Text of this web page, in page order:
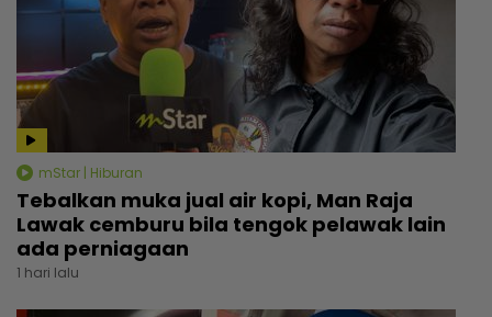
mStar | Hiburan
Tebalkan muka jual air kopi, Man Raja
Lawak cemburu bila tengok pelawak lain
ada perniagaan
1 hari lalu